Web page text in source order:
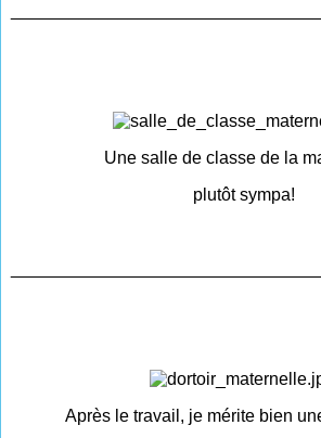
Une salle de classe de la
plutôt sympa!
Après le travail, je mérite bien